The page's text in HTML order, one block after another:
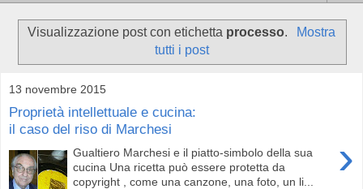
Visualizzazione post con etichetta processo.
Mostra
tutti i post
13 novembre 2015
Proprietà intellettuale e cucina:
il caso del riso di Marchesi
›
Gualtiero Marchesi e il piatto-simbolo della sua
cucina Una ricetta può essere protetta da
copyright , come una canzone, una foto, un li...